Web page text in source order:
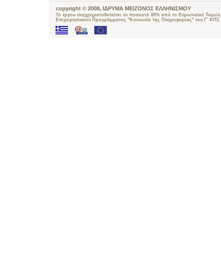
copyright © 2008, ΙΔΡΥΜΑ ΜΕΙΖΟΝΟΣ ΕΛΛΗΝΙΣΜΟΥ
Το έργου συγχρηματοδοτείται σε ποσοστό 80% από το Ευρωπαϊκό
Επιχειρησιακού Προγράμματος "Κοινωνία της Πληροφορίας" του Γ΄ ΚΠΣ.